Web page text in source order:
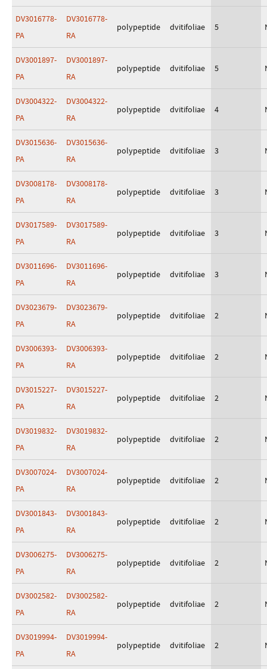
DV3016778-
PA
DV3016778-
RA
polypeptide dvitifoliae 5
DV3001897-
PA
DV3001897-
RA
polypeptide dvitifoliae 5
DV3004322-
PA
DV3004322-
RA
polypeptide dvitifoliae 4
DV3015636-
PA
DV3015636-
RA
polypeptide dvitifoliae 3
DV3008178-
PA
DV3008178-
RA
polypeptide dvitifoliae 3
DV3017589-
PA
DV3017589-
RA
polypeptide dvitifoliae 3
DV3011696-
PA
DV3011696-
RA
polypeptide dvitifoliae 3
DV3023679-
PA
DV3023679-
RA
polypeptide dvitifoliae 2
DV3006393-
PA
DV3006393-
RA
polypeptide dvitifoliae 2
DV3015227-
PA
DV3015227-
RA
polypeptide dvitifoliae 2
DV3019832-
PA
DV3019832-
RA
polypeptide dvitifoliae 2
DV3007024-
PA
DV3007024-
RA
polypeptide dvitifoliae 2
DV3001843-
PA
DV3001843-
RA
polypeptide dvitifoliae 2
DV3006275-
PA
DV3006275-
RA
polypeptide dvitifoliae 2
DV3002582-
PA
DV3002582-
RA
polypeptide dvitifoliae 2
DV3019994-
PA
DV3019994-
RA
polypeptide dvitifoliae 2